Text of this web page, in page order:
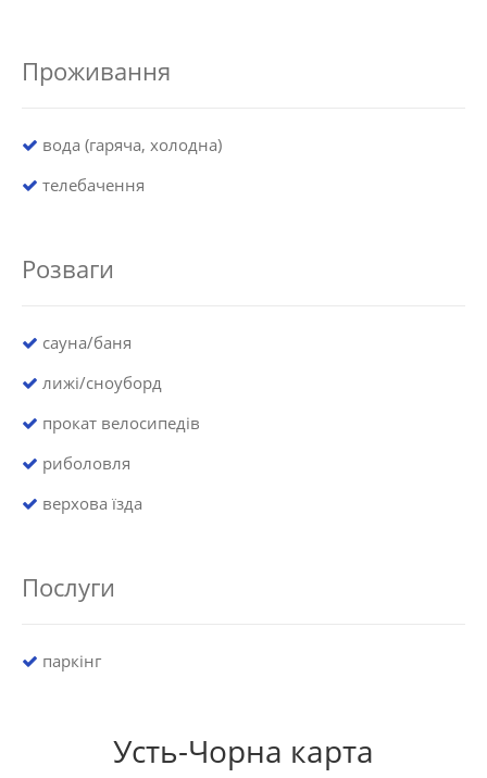
Проживання
вода (гаряча, холодна)
телебачення
Розваги
сауна/баня
лижі/сноуборд
прокат велосипедів
риболовля
верхова їзда
Послуги
паркінг
Усть-Чорна карта